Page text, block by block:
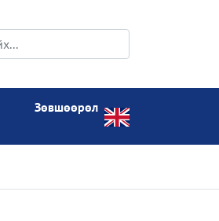
Зөвшөөрөл